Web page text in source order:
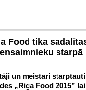
Food tika
starpā
un meistari
„Riga Food 2015”